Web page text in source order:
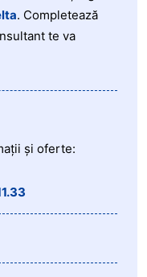
. Completează
te va
și oferte: